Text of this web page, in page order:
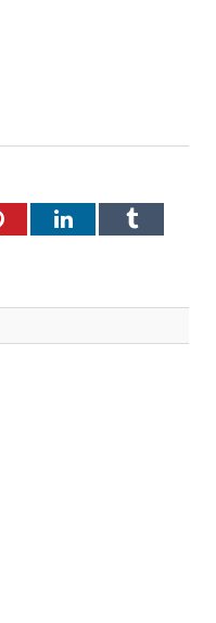
PinterestLinkedInTumblr